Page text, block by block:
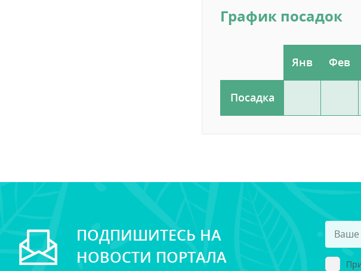
График посадок
Янв Фев
Посадка
ПОДПИШИТЕСЬ НА
НОВОСТИ ПОРТАЛА